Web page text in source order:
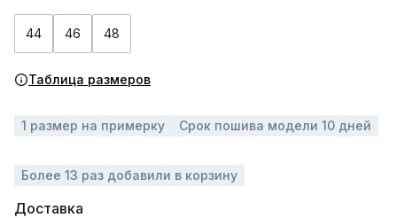
44 46 48
Таблица размеров
1 размер на примерку Срок пошива модели 10 дней
Более 13 раз добавили в корзину
Доставка